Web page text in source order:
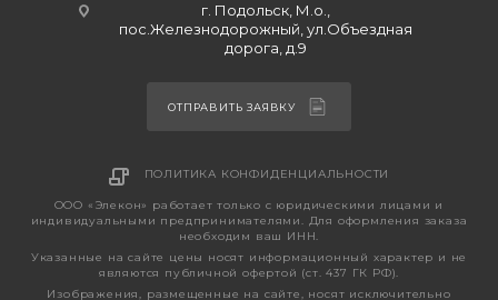
г. Подольск, М.о.,
пос.Железнодорожный, ул.Объездная
дорога, д.9
ОТПРАВИТЬ ЗАЯВКУ
ПОЛИТИКА КОНФИДЕНЦИАЛЬНОСТИ
ООО «Элекон» работает только с юридическими лицами и
индивидуальными предпринимателями. Для оформления заказа
необходим ваш ИНН.
Указанные на сайте цены носят информационный характер и не
являются публичной офертой (ст. 437 ГК РФ).
Изображения, размещенные на сайте, носят исключительно